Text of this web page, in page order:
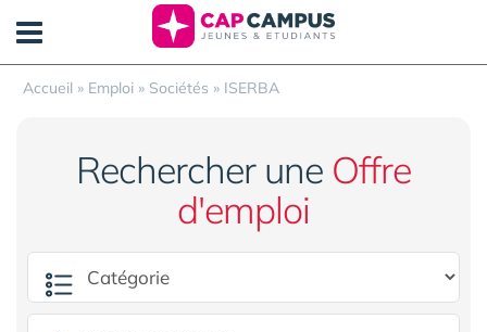
Accueil » Emploi » Sociétés » ISERBA
Rechercher une Offre
d'emploi
Panneau de gestion des cookies